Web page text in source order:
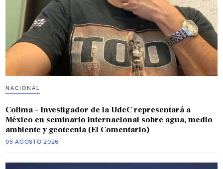
NACIONAL
Colima – Investigador de la UdeC representará a
México en seminario internacional sobre agua, medio
ambiente y geotecnia (El Comentario)
05 AGOSTO 2026